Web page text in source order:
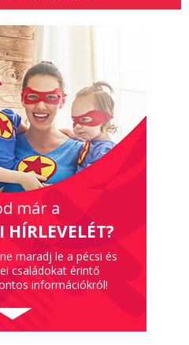
már a
HÍRLEVELÉT?
maradj le a pécsi és
családokat érintő
információkról!